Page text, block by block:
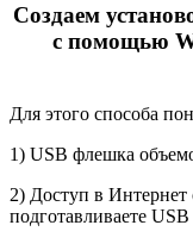
Создаем
с помощью
Для этого способа
1) USB флешка
2) Доступ в Интернет
подготавливаете